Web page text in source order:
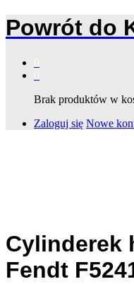
Powrót do
Brak produktów w
Zaloguj się Nowe
Cylinderek
Fendt